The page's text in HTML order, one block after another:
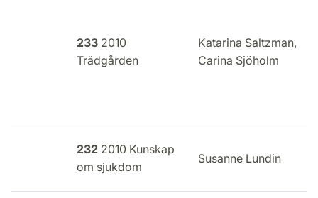
233 2010
Trädgården
Katarina Saltzman,
Carina Sjöholm
232 2010 Kunskap
om sjukdom
Susanne Lundin